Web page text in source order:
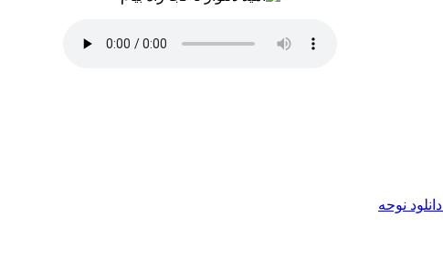
دانلود نوحه